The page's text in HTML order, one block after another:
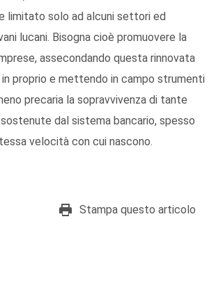
limitato solo ad alcuni settori ed
lucani. Bisogna cioè promuovere la
assecondando questa rinnovata
proprio e mettendo in campo strumenti
precaria la sopravvivenza di tante
dal sistema bancario, spesso
velocità con cui nascono.
Stampa questo articolo